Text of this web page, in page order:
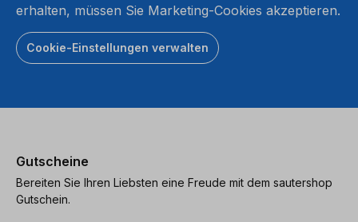
erhalten, müssen Sie Marketing-Cookies akzeptieren.
Cookie-Einstellungen verwalten
Gutscheine
Bereiten Sie Ihren Liebsten eine Freude mit dem sautershop
Gutschein.